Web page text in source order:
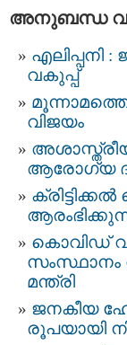
അനുബന്ധ
എലിപ്പനി
വകുപ്പ്‌
വിജയം
ആരോഗ്യ
കൊവിഡ്
മന്ത്രി
ജനകീയ
രൂപയായി